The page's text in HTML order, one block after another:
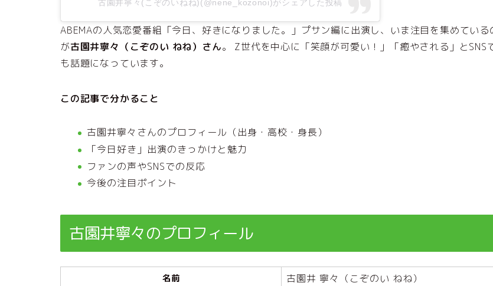
古園井寧々(こぞのいねね)(@nene_kozonoi)がシェアした投稿
ABEMAの人気恋愛番組「今日、好きになりました。」プサン編に出演し、いま注目を集めている
が古園井寧々（こぞのい ねね）さん。 Z世代を中心に「笑顔が可愛い！」「癒やされる」とSNS
も話題になっています。
この記事で分かること
古園井寧々さんのプロフィール（出身・高校・身長）
「今日好き」出演のきっかけと魅力
ファンの声やSNSでの反応
今後の注目ポイント
古園井寧々のプロフィール
名前 古園井 寧々（こぞのい ねね）